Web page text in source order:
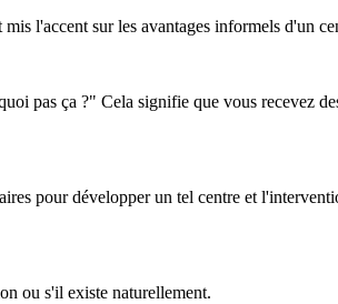
l'accent sur les avantages informels d'un
pas ça ?" Cela signifie que vous recevez
pour développer un tel centre et
ou s'il existe naturellement.